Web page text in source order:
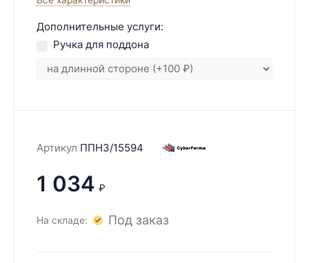
Дополнительные услуги:
Ручка для поддона
Артикул ППН3/15594
1 034 ₽
На складе: Под заказ